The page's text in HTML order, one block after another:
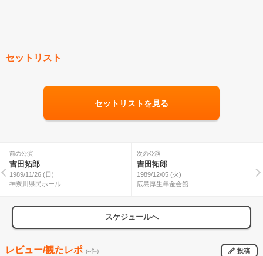
セットリスト
セットリストを見る
前の公演
吉田拓郎
1989/11/26 (日)
神奈川県民ホール
次の公演
吉田拓郎
1989/12/05 (火)
広島厚生年金会館
スケジュールへ
レビュー/観たレポ (--件) 投稿